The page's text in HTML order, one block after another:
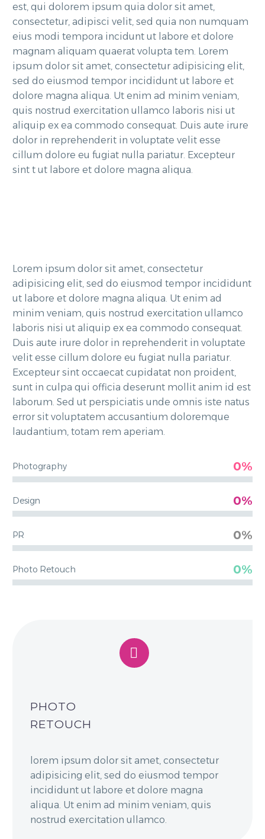
est, qui dolorem ipsum quia dolor sit amet,
consectetur, adipisci velit, sed quia non numquam
eius modi tempora incidunt ut labore et dolore
magnam aliquam quaerat volupta tem. Lorem
ipsum dolor sit amet, consectetur adipisicing elit,
sed do eiusmod tempor incididunt ut labore et
dolore magna aliqua. Ut enim ad minim veniam,
quis nostrud exercitation ullamco laboris nisi ut
aliquip ex ea commodo consequat. Duis aute irure
dolor in reprehenderit in voluptate velit esse
cillum dolore eu fugiat nulla pariatur. Excepteur
sint t ut labore et dolore magna aliqua.
Lorem ipsum dolor sit amet, consectetur
adipisicing elit, sed do eiusmod tempor incididunt
ut labore et dolore magna aliqua. Ut enim ad
minim veniam, quis nostrud exercitation ullamco
laboris nisi ut aliquip ex ea commodo consequat.
Duis aute irure dolor in reprehenderit in voluptate
velit esse cillum dolore eu fugiat nulla pariatur.
Excepteur sint occaecat cupidatat non proident,
sunt in culpa qui officia deserunt mollit anim id est
laborum. Sed ut perspiciatis unde omnis iste natus
error sit voluptatem accusantium doloremque
laudantium, totam rem aperiam.
Photography 0%
Design 0%
PR 0%
Photo Retouch 0%


PHOTO
RETOUCH
lorem ipsum dolor sit amet, consectetur
adipisicing elit, sed do eiusmod tempor
incididunt ut labore et dolore magna
aliqua. Ut enim ad minim veniam, quis
nostrud exercitation ullamco.